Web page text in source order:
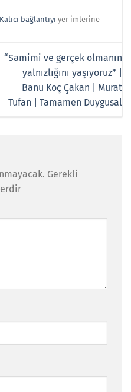
Kalıcı bağlantıyı yer imlerine
“Samimi ve gerçek olmanın
yalnızlığını yaşıyoruz” |
Banu Koç Çakan | Murat
Tufan | Tamamen Duygusal
Gerekli